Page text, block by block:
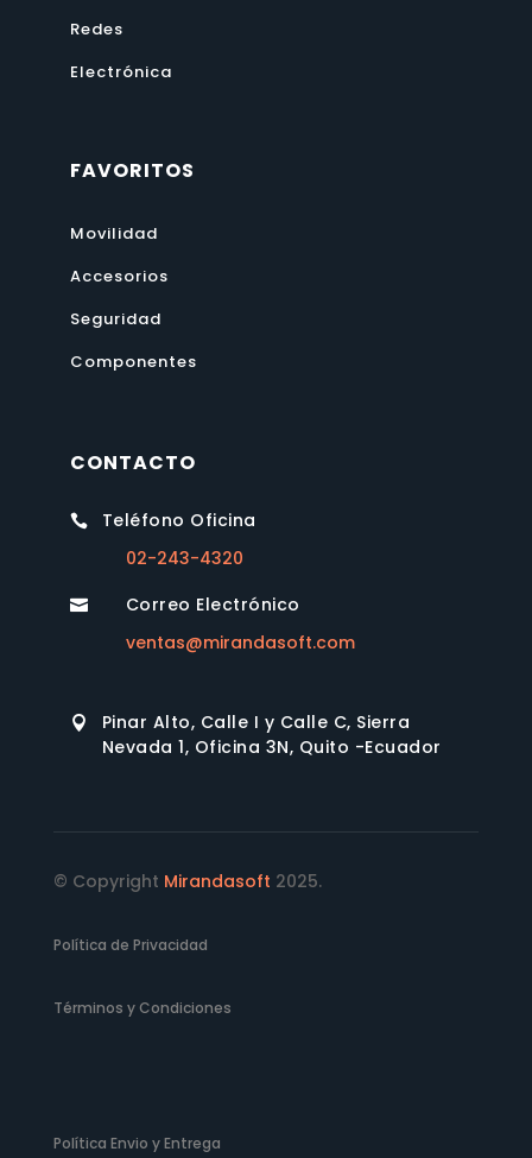
Redes
Electrónica
FAVORITOS
Movilidad
Accesorios
Seguridad
Componentes
CONTACTO

Teléfono Oficina
02-243-4320

Correo Electrónico
ventas@mirandasoft.com

Pinar Alto, Calle I y Calle C, Sierra
Nevada 1, Oficina 3N, Quito -Ecuador
© Copyright Mirandasoft 2025.
Política de Privacidad
Términos y Condiciones
Política Envio y Entrega